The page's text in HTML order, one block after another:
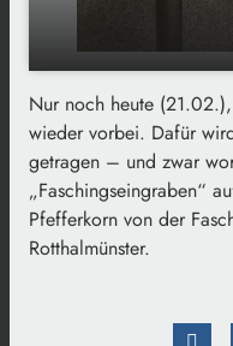
play_arrow
00:00
Nur noch heute
wieder vorbei. Dafür
getragen – und zwar
„Faschingseingraben“
Pfefferkorn von der
Rotthalmünster.